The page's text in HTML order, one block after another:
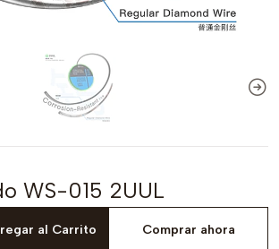
WS-015 2UUL
al Carrito Comprar ahora